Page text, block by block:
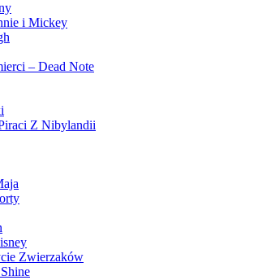
i Mickey
– Dead Note
Z Nibylandii
Zwierzaków